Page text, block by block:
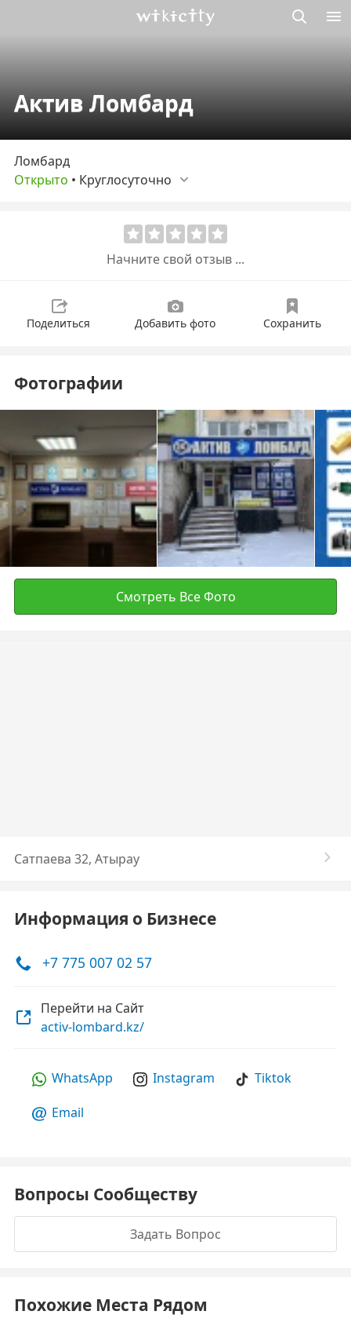
Актив Ломбард
Ломбард
Открыто • Круглосуточно
Начните свой отзыв ...
Поделиться Добавить фото Сохранить
Фотографии
Смотреть Все Фото
Сатпаева 32, Атырау
Информация о Бизнесе
+7 775 007 02 57
Перейти на Сайт
activ-lombard.kz/
WhatsApp Instagram
Tiktok
Email
Вопросы Сообществу
Задать Вопрос
Похожие Места Рядом